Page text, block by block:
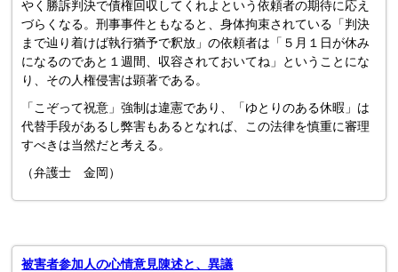
やく勝訴判決で債権回収してくれよという依頼者の期待に応え
づらくなる。刑事事件ともなると、身体拘束されている「判決
まで辿り着けば執行猶予で釈放」の依頼者は「５月１日が休み
になるのであと１週間、収容されておいてね」ということにな
り、その人権侵害は顕著である。
「こぞって祝意」強制は違憲であり、「ゆとりのある休暇」は
代替手段があるし弊害もあるとなれば、この法律を慎重に審理
すべきは当然だと考える。
（弁護士 金岡）
被害者参加人の心情意見陳述と、異議